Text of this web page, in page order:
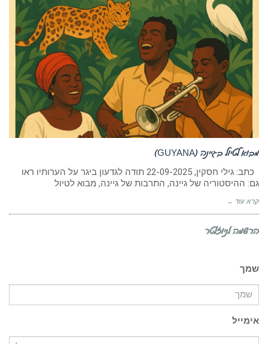
מבוא לטיול בגיינה (GUYANA)
כתב: גילי חסקין, 22-09-2025 תודה לגדעון ביגר על הערותיו ראו
גם: ההיסטוריה של גיינה, התרבות של גיינה, מבוא לטיול
קרא עוד ←
הרשמה לניוזלטר
שמך
אימייל